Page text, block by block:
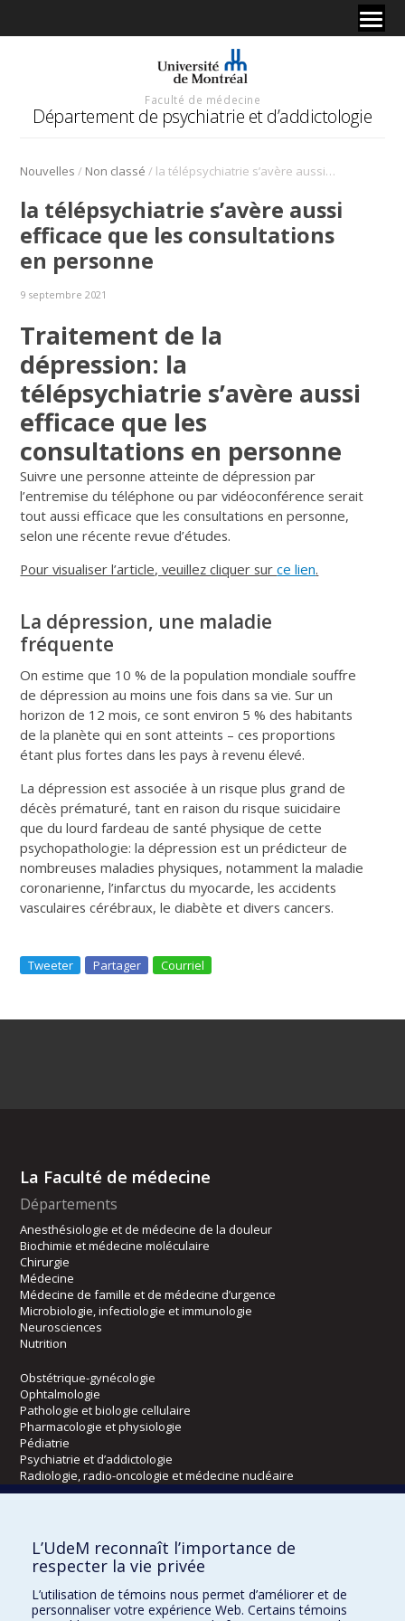
Faculté de médecine
Département de psychiatrie et d’addictologie
Nouvelles / Non classé / la télépsychiatrie s’avère aussi efficace que les consultations en personne
la télépsychiatrie s’avère aussi
efficace que les consultations
en personne
9 septembre 2021
Traitement de la
dépression: la
télépsychiatrie s’avère aussi
efficace que les
consultations en personne
Suivre une personne atteinte de dépression par
l’entremise du téléphone ou par vidéoconférence serait
tout aussi efficace que les consultations en personne,
selon une récente revue d’études.
Pour visualiser l’article, veuillez cliquer surce lien.
La dépression, une maladie
fréquente
On estime que 10 % de la population mondiale souffre
de dépression au moins une fois dans sa vie. Sur un
horizon de 12 mois, ce sont environ 5 % des habitants
de la planète qui en sont atteints – ces proportions
étant plus fortes dans les pays à revenu élevé.
La dépression est associée à un risque plus grand de
décès prématuré, tant en raison du risque suicidaire
que du lourd fardeau de santé physique de cette
psychopathologie: la dépression est un prédicteur de
nombreuses maladies physiques, notamment la maladie
coronarienne, l’infarctus du myocarde, les accidents
vasculaires cérébraux, le diabète et divers cancers.
Tweeter Partager Courriel
La Faculté de médecine
Départements
Anesthésiologie et de médecine de la douleur
Biochimie et médecine moléculaire
Chirurgie
Médecine
Médecine de famille et de médecine d’urgence
Microbiologie, infectiologie et immunologie
Neurosciences
Nutrition
Obstétrique-gynécologie
Ophtalmologie
Pathologie et biologie cellulaire
Pharmacologie et physiologie
Pédiatrie
Psychiatrie et d’addictologie
Radiologie, radio-oncologie et médecine nucléaire
Kinésiologie et des sciences de l’activité physique
Orthophonie et audiologie
Réadaptation
L’UdeM reconnaît l’importance de
respecter la vie privée
L’utilisation de témoins nous permet d’améliorer et de
personnaliser votre expérience Web. Certains témoins